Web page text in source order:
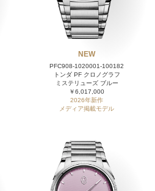
NEW
PFC908-1020001-100182
トンダ PF クロノグラフ
ミステリューズ ブルー
￥6,017,000
2026年新作
メディア掲載モデル